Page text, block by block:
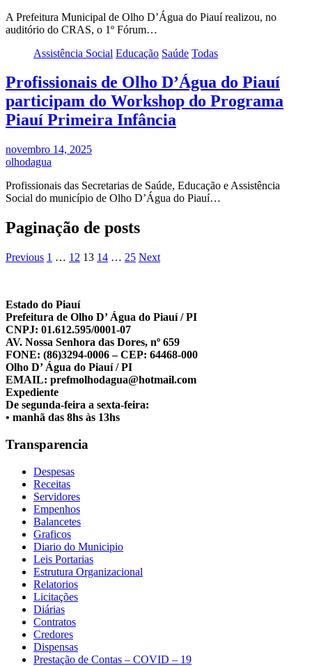
A Prefeitura Municipal de Olho D’Água do Piauí realizou, no
auditório do CRAS, o 1º Fórum…
Assistência Social Educação Saúde Todas
Profissionais de Olho D’Água do Piauí
participam do Workshop do Programa
Piauí Primeira Infância
novembro 14, 2025
olhodagua
Profissionais das Secretarias de Saúde, Educação e Assistência
Social do município de Olho D’Água do Piauí…
Paginação de posts
Previous 1 … 12 13 14 … 25 Next
Estado do Piauí
Prefeitura de Olho D’ Água do Piauí / PI
CNPJ: 01.612.595/0001-07
AV. Nossa Senhora das Dores, nº 659
FONE: (86)3294-0006 – CEP: 64468-000
Olho D’ Água do Piauí / PI
EMAIL: prefmolhodagua@hotmail.com
Expediente
De segunda-feira a sexta-feira:
• manhã das 8hs às 13hs
Transparencia
Despesas
Receitas
Servidores
Empenhos
Balancetes
Graficos
Diario do Municipio
Leis Portarias
Estrutura Organizacional
Relatorios
Licitações
Diárias
Contratos
Credores
Dispensas
Prestação de Contas – COVID – 19